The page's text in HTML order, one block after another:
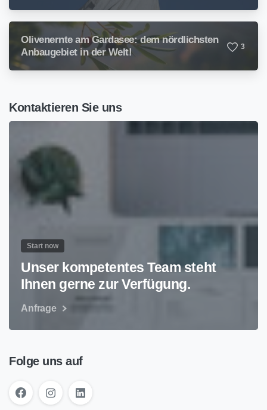
Olivenernte am Gardasee: dem nördlichsten
Anbaugebiet in der Welt!
3
Kontaktieren Sie uns
Start now
Unser kompetentes Team steht
Ihnen gerne zur Verfügung.
Anfrage
Folge uns auf